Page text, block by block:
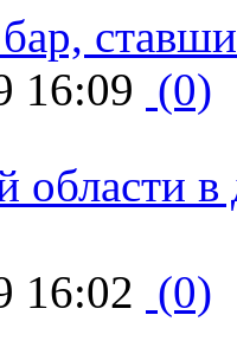
16:09 (0)
в
16:02 (0)